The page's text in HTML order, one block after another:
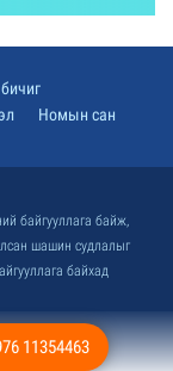
Номын сан
байгууллага байж,
шашин судлалыг
байхад
11354463